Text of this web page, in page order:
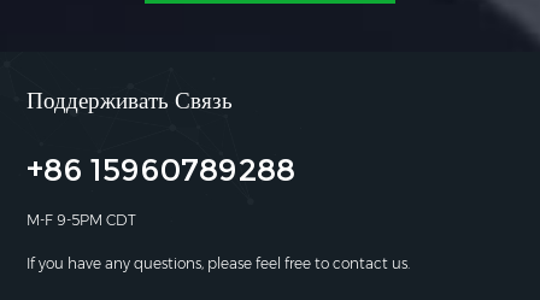
Поддерживать Связь
+86 15960789288
M-F 9-5PM CDT
If you have any questions, please feel free to contact us.